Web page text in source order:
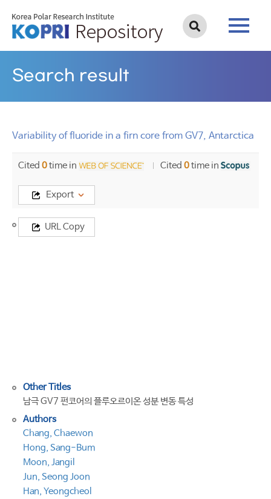
Search result
Variability of fluoride in a firn core from GV7, Antarctica
Cited 0time in Cited 0time in
Export
URL Copy
Title
Variability
Other Titles
남극 GV7 펀코어의 플루오르이온 성분 변동 특성
Authors
Chang, Chaewon
Hong, Sang-Bum
Moon, Jangil
Jun, Seong Joon
Han, Yeongcheol